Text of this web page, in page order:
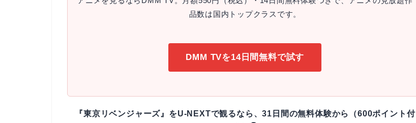
品数は国内トップクラスです。
DMM TVを14日間無料で試す
『東京リベンジャーズ』をU-NEXTで観るなら、31日間の無料体験から（600ポイント付